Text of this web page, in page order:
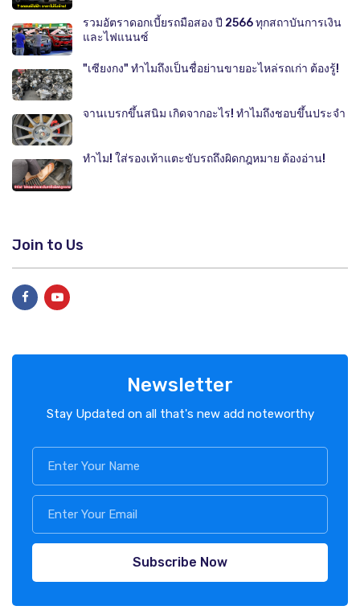
รวมอัตราดอกเบี้ยรถมือสอง ปี 2566 ทุกสถาบันการเงิน
และไฟแนนซ์
"เซียงกง" ทำไมถึงเป็นชื่อย่านขายอะไหล่รถเก่า ต้องรู้!
จานเบรกขึ้นสนิม เกิดจากอะไร! ทำไมถึงชอบขึ้นประจำ
ทำไม! ใส่รองเท้าแตะขับรถถึงผิดกฎหมาย ต้องอ่าน!
Join to Us
Newsletter
Stay Updated on all that's new add noteworthy
Subscribe Now